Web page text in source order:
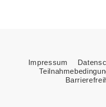
Impressum